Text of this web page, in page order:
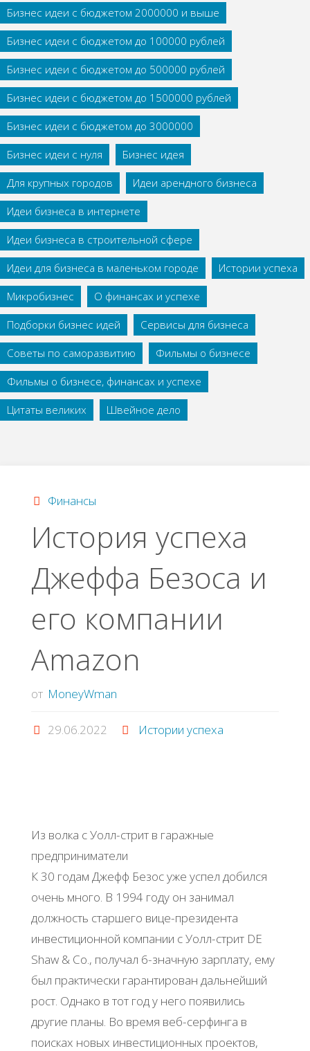
Бизнес идеи с бюджетом 2000000 и выше
Бизнес идеи с бюджетом до 100000 рублей
Бизнес идеи с бюджетом до 500000 рублей
Бизнес идеи с бюджетом до 1500000 рублей
Бизнес идеи с бюджетом до 3000000
Бизнес идеи с нуля
Бизнес идея
Для крупных городов
Идеи арендного бизнеса
Идеи бизнеса в интернете
Идеи бизнеса в строительной сфере
Идеи для бизнеса в маленьком городе
Истории успеха
Микробизнес
О финансах и успехе
Подборки бизнес идей
Сервисы для бизнеса
Советы по саморазвитию
Фильмы о бизнесе
Фильмы о бизнесе, финансах и успехе
Цитаты великих
Швейное дело
Финансы
История успеха
Джеффа Безоса и
его компании
Amazon
от MoneyWman
29.06.2022 Истории успеха
Из волка с Уолл-стрит в гаражные
предприниматели
К 30 годам Джефф Безос уже успел добился
очень много. В 1994 году он занимал
должность старшего вице-президента
инвестиционной компании с Уолл-стрит DE
Shaw & Co., получал 6-значную зарплату, ему
был практически гарантирован дальнейший
рост. Однако в тот год у него появились
другие планы. Во время веб-серфинга в
поисках новых инвестиционных проектов,